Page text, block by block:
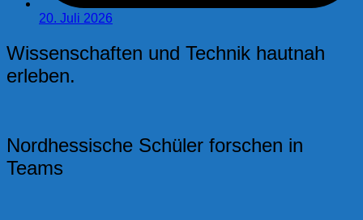
20. Juli 2026
Wissenschaften und Technik hautnah
erleben.
Nordhessische Schüler forschen in
Teams